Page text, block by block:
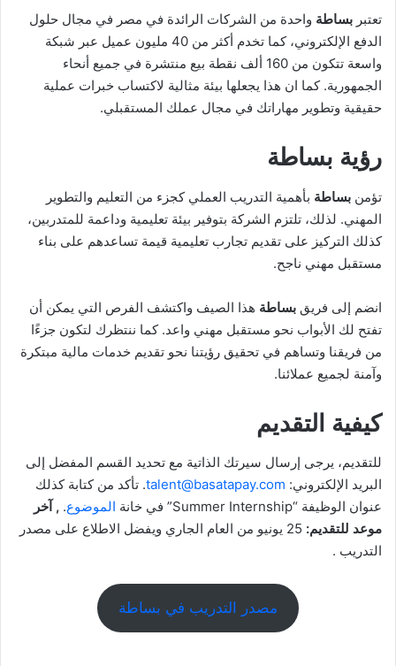
تعتبر بساطة واحدة من الشركات الرائدة في مصر في مجال حلول
الدفع الإلكتروني، كما تخدم أكثر من 40 مليون عميل عبر شبكة
واسعة تتكون من 160 ألف نقطة بيع منتشرة في جميع أنحاء
الجمهورية. كما ان هذا يجعلها بيئة مثالية لاكتساب خبرات عملية
حقيقية وتطوير مهاراتك في مجال عملك المستقبلي.
رؤية بساطة
تؤمن بساطة بأهمية التدريب العملي كجزء من التعليم والتطوير
المهني. لذلك، تلتزم الشركة بتوفير بيئة تعليمية وداعمة للمتدربين،
كذلك التركيز على تقديم تجارب تعليمية قيمة تساعدهم على بناء
مستقبل مهني ناجح.
انضم إلى فريق بساطة هذا الصيف واكتشف الفرص التي يمكن أن
تفتح لك الأبواب نحو مستقبل مهني واعد. كما ننتظرك لتكون جزءًا
من فريقنا وتساهم في تحقيق رؤيتنا نحو تقديم خدمات مالية مبتكرة
وآمنة لجميع عملائنا.
كيفية التقديم
للتقديم، يرجى إرسال سيرتك الذاتية مع تحديد القسم المفضل إلى
البريد الإلكتروني: talent@basatapay.com. تأكد من كتابة كذلك
عنوان الوظيفة “Summer Internship” في خانة
الموضوع. , آخر
موعد للتقديم:
25 يونيو من العام الجاري ويفضل الاطلاع على مصدر
التدريب .
مصدر التدريب في بساطة